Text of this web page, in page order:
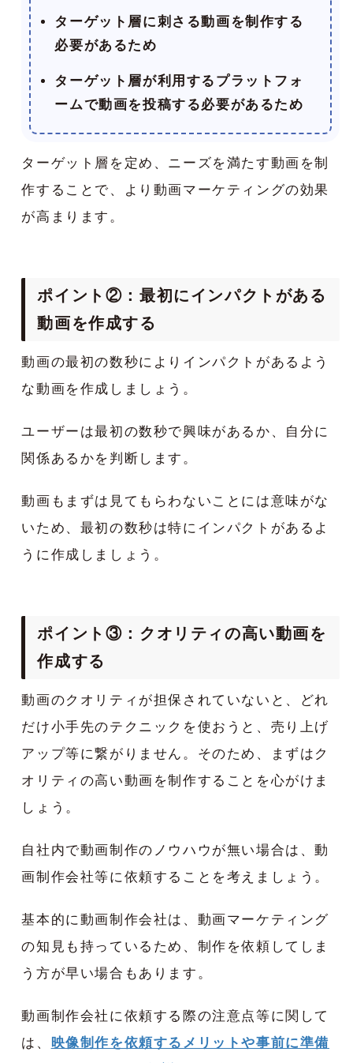
ターゲット層に刺さる動画を制作する
必要があるため
ターゲット層が利用するプラットフォ
ームで動画を投稿する必要があるため
ターゲット層を定め、ニーズを満たす動画を制
作することで、より動画マーケティングの効果
が高まります。
ポイント②：最初にインパクトがある
動画を作成する
動画の最初の数秒によりインパクトがあるよう
な動画を作成しましょう。
ユーザーは最初の数秒で興味があるか、自分に
関係あるかを判断します。
動画もまずは見てもらわないことには意味がな
いため、最初の数秒は特にインパクトがあるよ
うに作成しましょう。
ポイント③：クオリティの高い動画を
作成する
動画のクオリティが担保されていないと、どれ
だけ小手先のテクニックを使おうと、売り上げ
アップ等に繋がりません。そのため、まずはク
オリティの高い動画を制作することを心がけま
しょう。
自社内で動画制作のノウハウが無い場合は、動
画制作会社等に依頼することを考えましょう。
基本的に動画制作会社は、動画マーケティング
の知見も持っているため、制作を依頼してしま
う方が早い場合もあります。
動画制作会社に依頼する際の注意点等に関して
は、 映像制作を依頼するメリットや事前に準備